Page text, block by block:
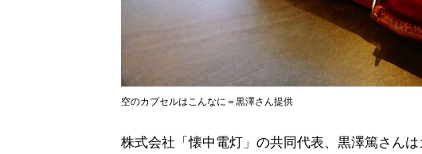
空のカプセルはこんなに＝黒澤さん提供
株式会社「懐中電灯」の共同代表、黒澤篤さん